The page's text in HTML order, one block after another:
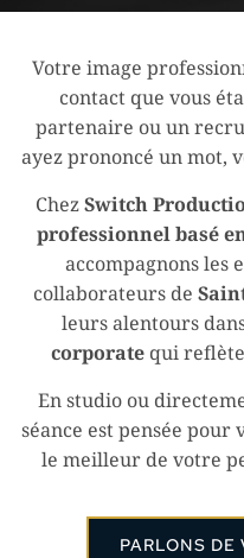
Votre image
contact que vous
partenaire ou un
ayez prononcé un mot,
Chez Switch
professionnel basé
accompagnons les
collaborateurs de
leurs alentours
corporate qui
En studio ou
séance est pensée
le meilleur de votre
PARLONS DE